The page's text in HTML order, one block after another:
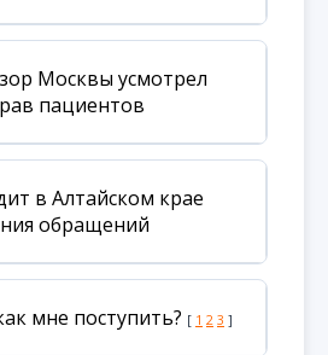
Москвы усмотрел
пациентов
в Алтайском крае
обращений
мне поступить? [ 1 2 3 ]